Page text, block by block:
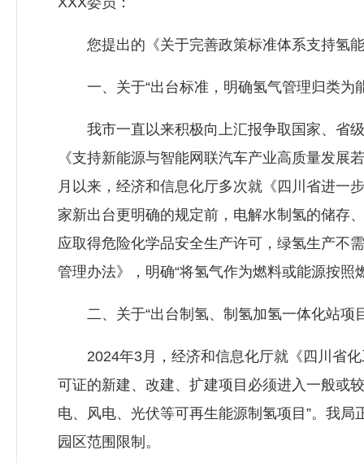
您提出的《关于完善政策标准体系支持氢能
一、关于“出台标准，明确氢气管理归类为
我市一直以来积极向上汇报争取国家、省级
《支持新能源与智能网联汽车产业高质量发展
月以来，经济和信息化厅多次就《四川省进一
家新出台更明确的规定前，电解水制氢的储存
应取得危险化学品安全生产许可，绿氢生产不
管理办法》，明确“将氢气作为燃料或能源按
二、关于“出台制氢、制氢加氢一体化站项
2024年3月，经济和信息化厅就《四川省化
可证的新建、改建、扩建项目必须进入一般或
电、风电、光伏等可再生能源制氢项目”。我
园区范围限制。